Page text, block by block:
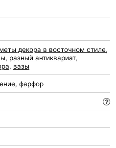
декора в восточном стиле,
, разный антиквариат,
, вазы
, фарфор